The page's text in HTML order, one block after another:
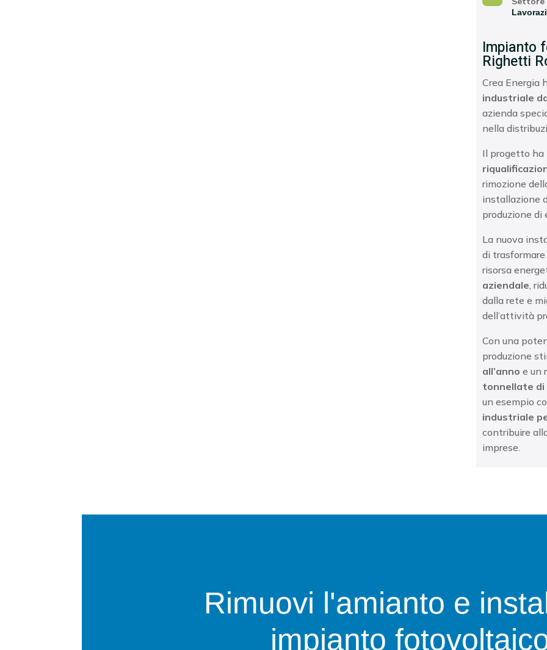
Impianto
Righetti
Crea Energia
industriale
azienda
nella
Il progetto
rimozione
installazione
produzione di
La nuova
di
risorsa
aziendale ,
dalla rete e
dell’attività
Con una
produzione
all’anno e un
tonnellate di
un esempio
industriale
contribuire
imprese.
Rimuovi l'amianto e
impianto